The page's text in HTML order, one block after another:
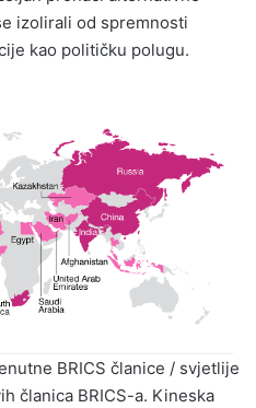
izolirali od spremnosti
kao političku polugu.
BRICS članice / svjetlije
članica BRICS-a. Kineska